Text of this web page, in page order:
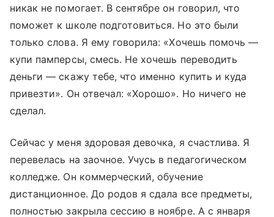
никак не помогает. В сентябре он говорил, что
поможет к школе подготовиться. Но это были
только слова. Я ему говорила: «Хочешь помочь —
купи памперсы, смесь. Не хочешь переводить
деньги — скажу тебе, что именно купить и куда
привезти». Он отвечал: «Хорошо». Но ничего не
сделал.
Сейчас у меня здоровая девочка, я счастлива. Я
перевелась на заочное. Учусь в педагогическом
колледже. Он коммерческий, обучение
дистанционное. До родов я сдала все предметы,
полностью закрыла сессию в ноябре. А с января